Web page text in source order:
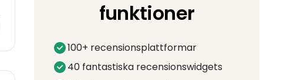
funktioner
100+ recensionsplattformar
40 fantastiska recensionswidgets